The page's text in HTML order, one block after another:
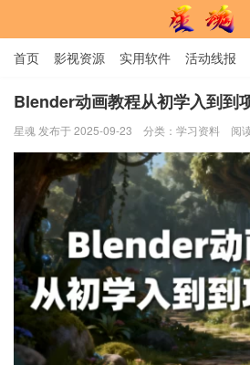
星魂网
首页 影视资源 实用软件 活动线报
用户中心 书籍 娱乐
Blender动画教程从初学入到到
星魂 发布于 2025-09-23 分类： 学习资料 阅